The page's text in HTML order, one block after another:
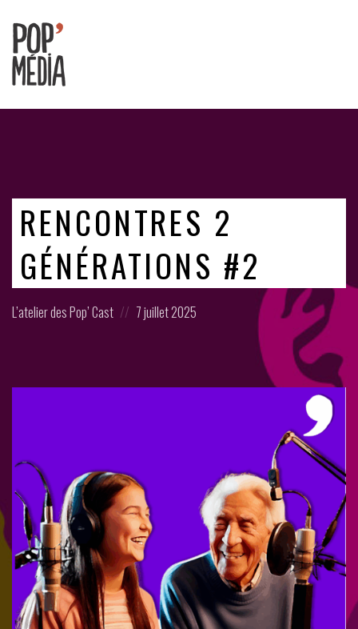
nos
RENCONTRES 2
GÉNÉRATIONS #2
Posted
L’atelier des Pop’ Cast
Posted
7 juillet 2025